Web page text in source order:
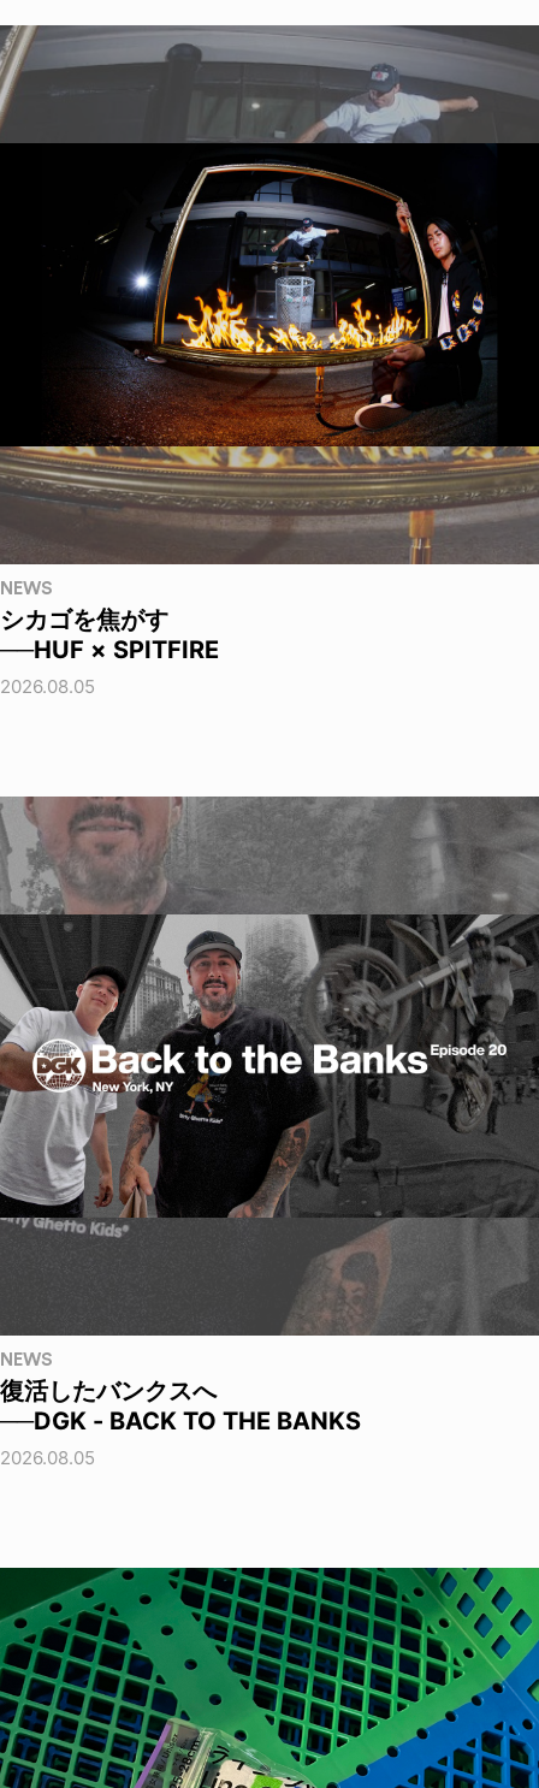
NEWS
シカゴを焦がす
──HUF × SPITFIRE
2026.08.05
NEWS
復活したバンクスへ
──DGK - BACK TO THE BANKS
2026.08.05